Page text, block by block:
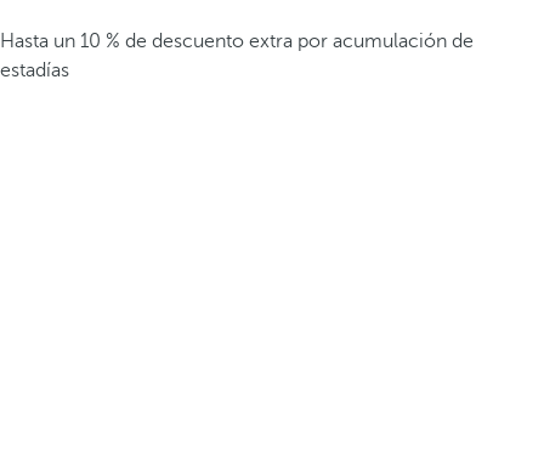
Hasta un 10 % de descuento extra por acumulación de
estadías